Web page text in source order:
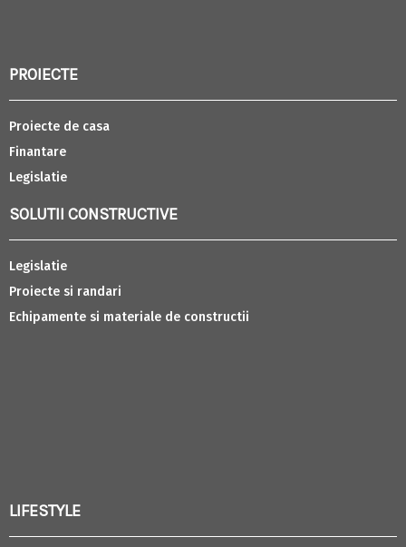
PROIECTE
Proiecte de casa
Finantare
Legislatie
SOLUTII CONSTRUCTIVE
Legislatie
Proiecte si randari
Echipamente si materiale de constructii
LIFESTYLE